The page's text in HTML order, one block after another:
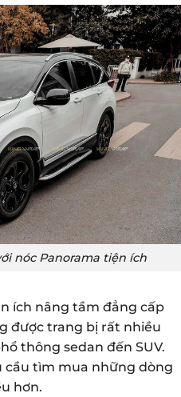
nóc Panorama tiện ích
ích nâng tầm đẳng cấp
được trang bị rất nhiều
thông sedan đến SUV.
cầu tìm mua những dòng
hơn.